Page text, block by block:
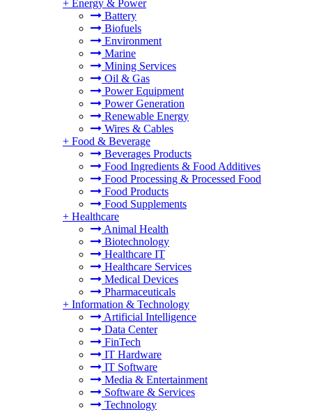
+ Energy & Power
Battery
Biofuels
Environment
Marine
Mining Services
Oil & Gas
Power Equipment
Power Generation
Renewable Energy
Wires & Cables
+ Food & Beverage
Beverages Products
Food Ingredients & Food Additives
Food Processing & Processed Food
Food Products
Food Supplements
+ Healthcare
Animal Health
Biotechnology
Healthcare IT
Healthcare Services
Medical Devices
Pharmaceuticals
+ Information & Technology
Artificial Intelligence
Data Center
FinTech
IT Hardware
IT Software
Media & Entertainment
Software & Services
Technology